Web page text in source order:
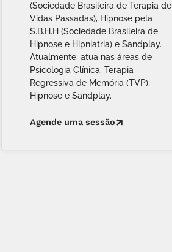
(Sociedade Brasileira de Terapia de
Vidas Passadas), Hipnose pela
S.B.H.H (Sociedade Brasileira de
Hipnose e Hipniatria) e Sandplay.
Atualmente, atua nas áreas de
Psicologia Clínica, Terapia
Regressiva de Memória (TVP),
Hipnose e Sandplay.
Agende uma sessão